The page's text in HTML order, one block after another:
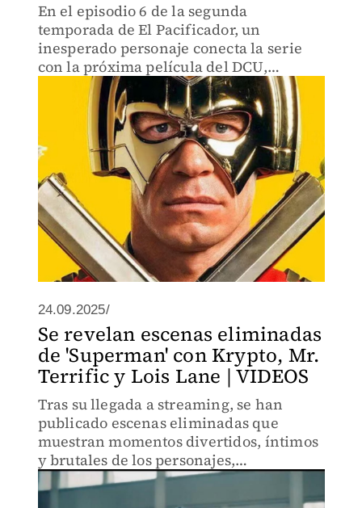
En el episodio 6 de la segunda
temporada de El Pacificador, un
inesperado personaje conecta la serie
con la próxima película del DCU,
dejando pistas clave sobre lo que viene
para Superman.
24.09.2025/
Se revelan escenas eliminadas
de 'Superman' con Krypto, Mr.
Terrific y Lois Lane | VIDEOS
Tras su llegada a streaming, se han
publicado escenas eliminadas que
muestran momentos divertidos, íntimos
y brutales de los personajes,
aumentando la expectativa por la
secuela 'Man of Tomorrow'.